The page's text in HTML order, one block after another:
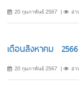
20 กุมภาพันธ์ 2567 อ่า
เดือนสิงหาคม 2566
20 กุมภาพันธ์ 2567 อ่า